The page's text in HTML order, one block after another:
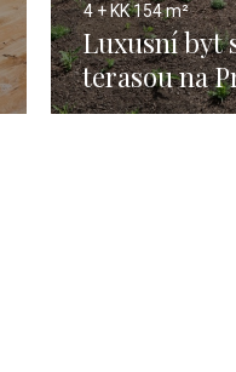
4 + KK154 m²
Luxusní byt
terasou na